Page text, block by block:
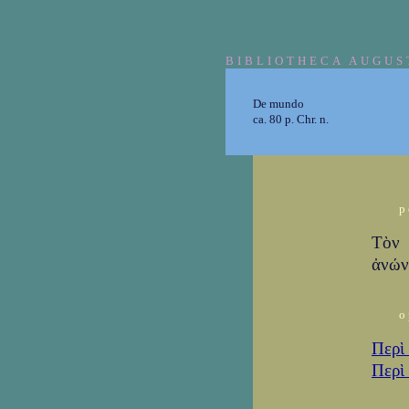
BIBLIOTHECA
De mundo
ca. 80 p. Chr. n.
Τὸν